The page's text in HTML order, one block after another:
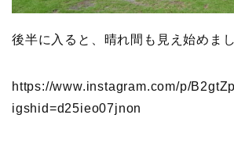
後半に入ると、晴れ間も見え始めまし
https://www.instagram.com/p/
igshid=d25ieo07jnon